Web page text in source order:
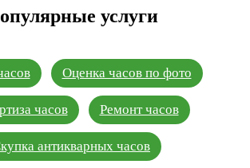
услуги
Оценка часов по фото
часов Ремонт часов
антикварных часов